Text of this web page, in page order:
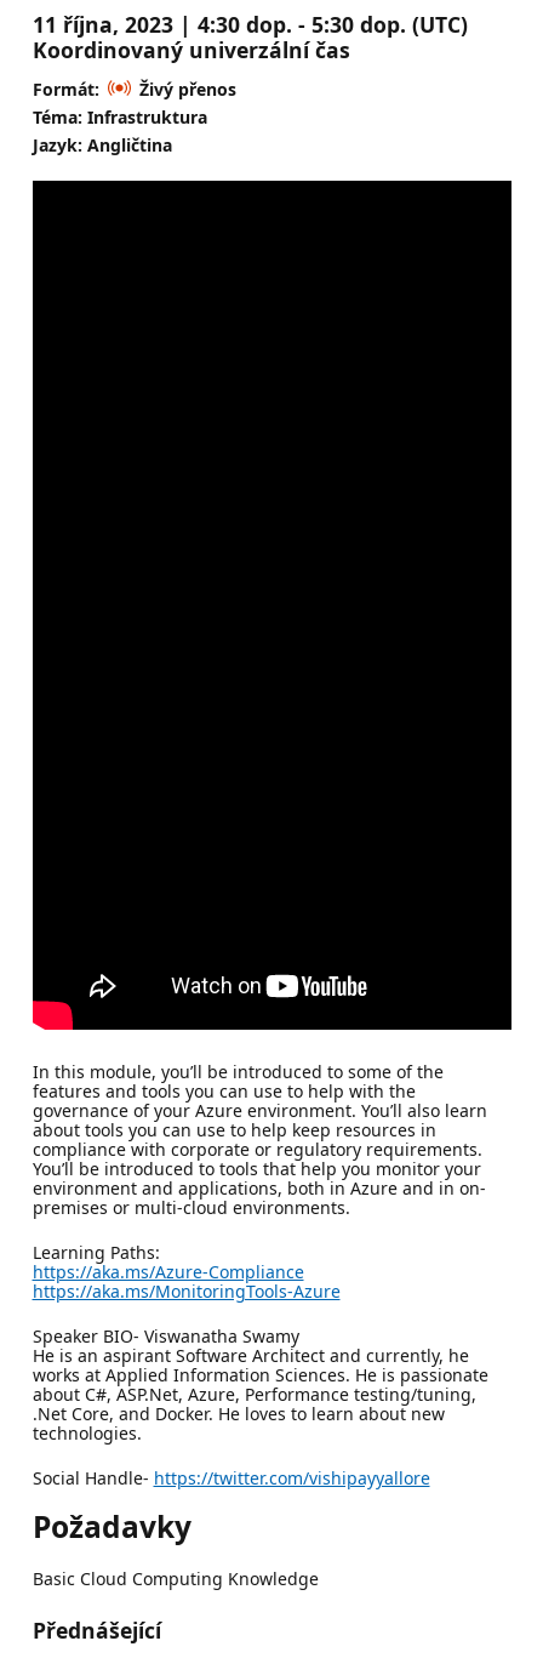
11 října, 2023 | 4:30 dop. - 5:30 dop. (UTC)
Koordinovaný univerzální čas
Formát:
Živý přenos
Téma: Infrastruktura
Jazyk: Angličtina
In this module, you’ll be introduced to some of the
features and tools you can use to help with the
governance of your Azure environment. You’ll also learn
about tools you can use to help keep resources in
compliance with corporate or regulatory requirements.
You’ll be introduced to tools that help you monitor your
environment and applications, both in Azure and in on-
premises or multi-cloud environments.
Learning Paths:
https://aka.ms/Azure-Compliance
https://aka.ms/MonitoringTools-Azure
Speaker BIO- Viswanatha Swamy
He is an aspirant Software Architect and currently, he
works at Applied Information Sciences. He is passionate
about C#, ASP.Net, Azure, Performance testing/tuning,
.Net Core, and Docker. He loves to learn about new
technologies.
Social Handle- https://twitter.com/vishipayyallore
Požadavky
Basic Cloud Computing Knowledge
Přednášející